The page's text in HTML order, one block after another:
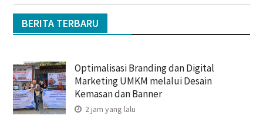
BERITA TERBARU
Optimalisasi Branding dan Digital
Marketing UMKM melalui Desain
Kemasan dan Banner
2 jam yang lalu